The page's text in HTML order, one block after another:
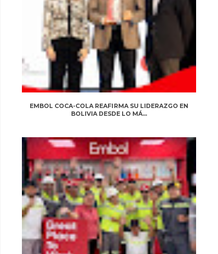
EMBOL COCA-COLA REAFIRMA SU LIDERAZGO EN
BOLIVIA DESDE LO MÁ...